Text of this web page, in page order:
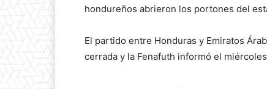
hondureños abrieron los portones del
El partido entre Honduras y Emiratos
cerrada y la Fenafuth informó el